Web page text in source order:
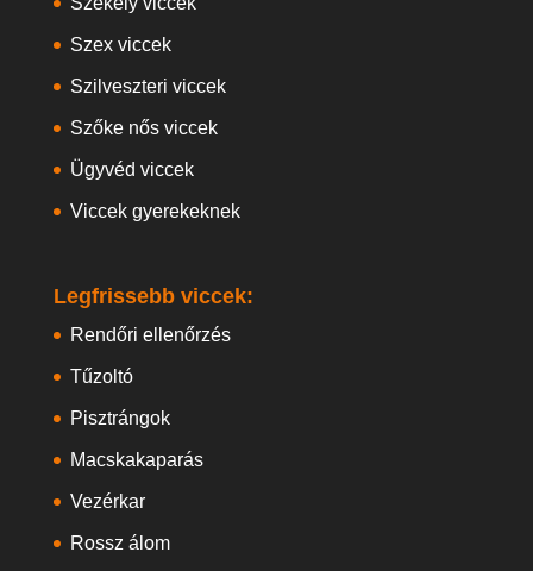
Szex viccek
Szilveszteri viccek
Szőke nős viccek
Ügyvéd viccek
Viccek gyerekeknek
Legfrissebb viccek:
Rendőri ellenőrzés
Tűzoltó
Pisztrángok
Macskakaparás
Vezérkar
Rossz álom